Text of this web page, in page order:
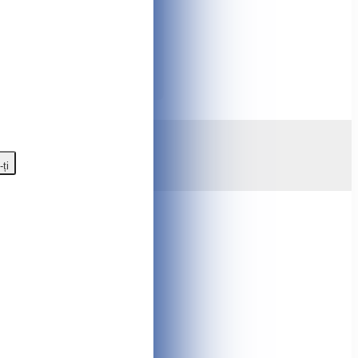
Informații complete despre
adăugați la comparație,
de telefon ☎️
speciale, bonuri și multe
ți